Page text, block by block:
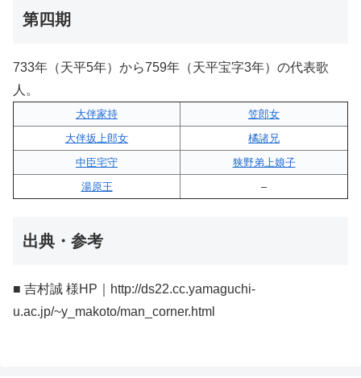
第四期
733年（天平5年）から759年（天平宝字3年）の代表歌
人。
大伴家持
笠郎女
大伴坂上郎女
橘諸兄
中臣宅守
狭野弟上娘子
湯原王
–
出典・参考
■ 吉村誠 様HP｜http://ds22.cc.yamaguchi-
u.ac.jp/~y_makoto/man_corner.html